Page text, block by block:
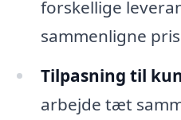
forskellige
sammenligne
Tilpasning til
arbejde tæt